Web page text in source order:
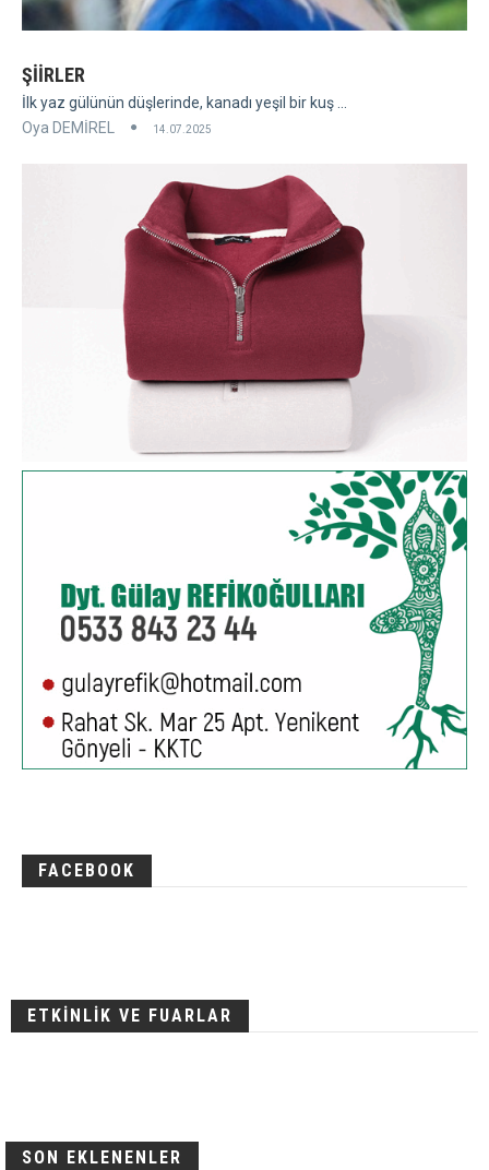
ŞİİRLER
İlk yaz gülünün düşlerinde, kanadı yeşil bir kuş ...
Oya DEMİREL
14.07.2025
FACEBOOK
ETKİNLİK VE FUARLAR
SON EKLENENLER